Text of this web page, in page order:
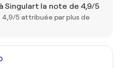
Singulart la note de 4,9/5
4,9/5 attribuée par plus de